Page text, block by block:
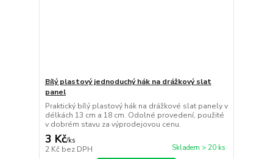
Bílý plastový jednoduchý hák na drážkový slat
panel
Praktický bílý plastový hák na drážkové slat panely v
délkách 13 cm a 18 cm. Odolné provedení, použité
v dobrém stavu za výprodejovou cenu.
3 Kč/ks
2 Kč bez DPH Skladem > 20 ks